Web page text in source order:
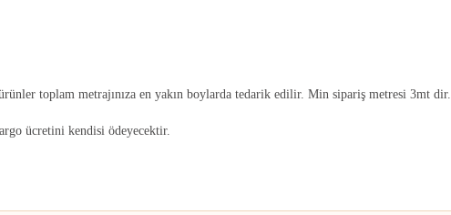
toplam metrajınıza en yakın boylarda tedarik edilir. Min sipariş metresi 3mt dir.
ücretini kendisi ödeyecektir.